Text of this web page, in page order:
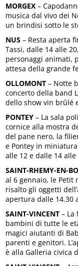
MORGEX –
musica dal vivo dei
un brindisi sotto le
NUS – Resta aperta
Tassi, dalle 14 alle
personaggi animati,
attesa della grande
OLLOMONT – Notte
concerto della band
dello show vin brûlé
PONTEY – La sala
cornice alla mostra
del pane nero, la
e Pontey in
alle 12 e dalle 14 alle
SAINT-RHEMY-EN-
al 6 gennaio, le Petit
risalto gli oggetti
apertura dalle 14.30
SAINT-VINCENT –
bambini di tutte le
magici aiutanti di
parenti e genitori.
è alla Galleria civica